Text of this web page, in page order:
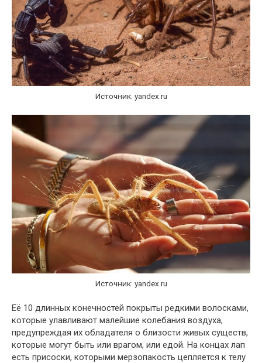
Источник: yandex.ru
Источник: yandex.ru
Её 10 длинных конечностей покрыты редкими волосками,
которые улавливают малейшие колебания воздуха,
предупреждая их обладателя о близости живых существ,
которые могут быть или врагом, или едой. На концах лап
есть присоски, которыми мерзопакость цепляется к телу